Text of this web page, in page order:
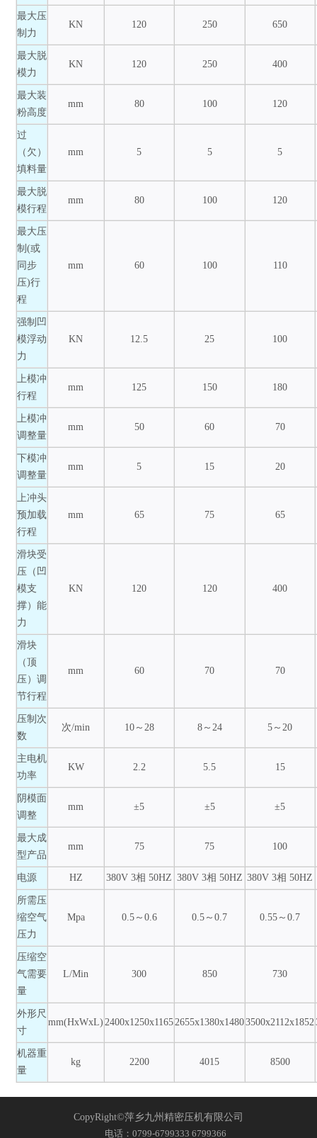
最大压
制力
KN 120 250 650
最大脱
模力
KN 120 250 400
最大装
粉高度
mm 80 100 120
过
（欠）
填料量
mm 5 5 5
最大脱
模行程
mm 80 100 120
最大压
制(或
同步
压)行
程
mm 60 100 110
强制凹
模浮动
力
KN 12.5 25 100
上模冲
行程
mm 125 150 180
上模冲
调整量
mm 50 60 70
下模冲
调整量
mm 5 15 20
上冲头
预加载
行程
mm 65 75 65
滑块受
压（凹
模支
撑）能
力
KN 120 120 400
滑块
（顶
压）调
节行程
mm 60 70 70
压制次
数
次/min 10～28 8～24 5～20
主电机
功率
KW 2.2 5.5 15
阴模面
调整
mm ±5 ±5 ±5
最大成
型产品
mm 75 75 100
电源 HZ 380V 3相 50HZ 380V 3相 50HZ 380V 3相 50HZ
所需压
缩空气
压力
Mpa 0.5～0.6 0.5～0.7 0.55～0.7
压缩空
气需要
量
L/Min 300 850 730
外形尺
寸
mm(HxWxL) 2400x1250x11652655x1380x14803500x2112x1852
机器重
量
kg 2200 4015 8500
CopyRight©萍乡九州精密压机有限公司
电话：0799-6799333 6799366